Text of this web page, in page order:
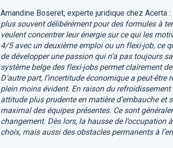
Amandine Boseret, experte juridique chez Acerta :
plus souvent délibérément pour des formules à
veulent concentrer leur énergie sur ce qui les
4/5 avec un deuxième emploi ou un flexi-job, ce
de développer une passion qui n’a pas toujours
système belge des flexi-jobs permet clairement
D’autre part, l’incertitude économique a peut-
plein moins évident. En raison du
attitude plus prudente en matière d’embauche
maximal des équipes présentes. Ce sont
changement. Dès lors, la hausse de
choix, mais aussi des obstacles permanents à